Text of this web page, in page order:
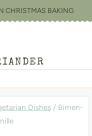
CHRISTMAS BAKING
Dishes / Birnen-